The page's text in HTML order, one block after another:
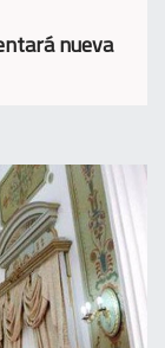
nueva